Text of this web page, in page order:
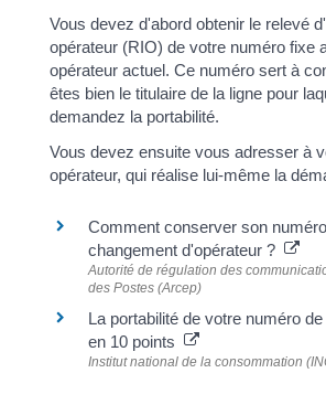
Vous devez d'abord obtenir le relevé
opérateur (RIO) de votre numéro fixe
opérateur actuel. Ce numéro sert à
êtes bien le titulaire de la ligne pour
demandez la portabilité.
Vous devez ensuite vous adresser à
opérateur, qui réalise lui-même la
Comment conserver son
changement d'opérateur ?
Autorité de régulation des
des Postes (Arcep)
La portabilité de votre numéro
en 10 points
Institut national de la consommation